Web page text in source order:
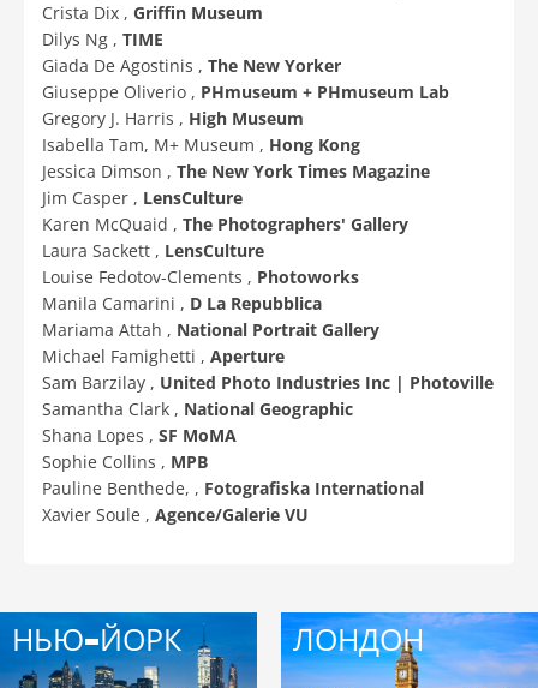
Crista Dix , Griffin Museum
Dilys Ng , TIME
Giada De Agostinis , The New Yorker
Giuseppe Oliverio , PHmuseum + PHmuseum Lab
Gregory J. Harris , High Museum
Isabella Tam, M+ Museum , Hong Kong
Jessica Dimson , The New York Times Magazine
Jim Casper , LensCulture
Karen McQuaid , The Photographers' Gallery
Laura Sackett , LensCulture
Louise Fedotov-Clements , Photoworks
Manila Camarini , D La Repubblica
Mariama Attah , National Portrait Gallery
Michael Famighetti , Aperture
Sam Barzilay , United Photo Industries Inc | Photoville
Samantha Clark , National Geographic
Shana Lopes , SF MoMA
Sophie Collins , MPB
Pauline Benthede, , Fotografiska International
Xavier Soule , Agence/Galerie VU
НЬЮ-ЙОРК ЛОНДОН